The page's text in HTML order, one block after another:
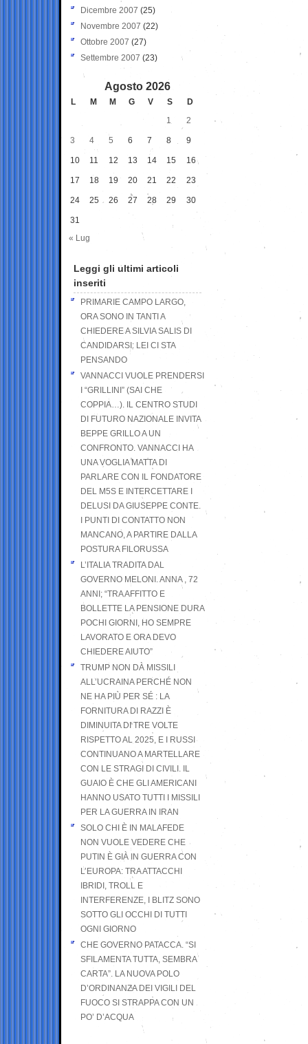
Dicembre 2007 (25)
Novembre 2007 (22)
Ottobre 2007 (27)
Settembre 2007 (23)
Agosto 2026
L M M G V S
D
1
2
3 4 5 6 7 8 9
10 11 12 13 14 15 16
17 18 19 20 21 22 23
24 25 26 27 28 29 30
31
« Lug
Leggi gli ultimi articoli
inseriti
PRIMARIE CAMPO LARGO,
ORA SONO IN TANTI A
CHIEDERE A SILVIA SALIS DI
CANDIDARSI: LEI CI STA
PENSANDO
VANNACCI VUOLE PRENDERSI
I “GRILLINI” (SAI CHE
COPPIA…). IL CENTRO STUDI
DI FUTURO NAZIONALE INVITA
BEPPE GRILLO A UN
CONFRONTO. VANNACCI HA
UNA VOGLIA MATTA DI
PARLARE CON IL FONDATORE
DEL M5S E INTERCETTARE I
DELUSI DA GIUSEPPE CONTE.
I PUNTI DI CONTATTO NON
MANCANO, A PARTIRE DALLA
POSTURA FILORUSSA
L’ITALIA TRADITA DAL
GOVERNO MELONI. ANNA , 72
ANNI; “TRA AFFITTO E
BOLLETTE LA PENSIONE DURA
POCHI GIORNI, HO SEMPRE
LAVORATO E ORA DEVO
CHIEDERE AIUTO”
TRUMP NON DÀ MISSILI
ALL’UCRAINA PERCHÉ NON
NE HA PIÙ PER SÉ : LA
FORNITURA DI RAZZI È
DIMINUITA DI TRE VOLTE
RISPETTO AL 2025, E I RUSSI
CONTINUANO A MARTELLARE
CON LE STRAGI DI CIVILI. IL
GUAIO È CHE GLI AMERICANI
HANNO USATO TUTTI I MISSILI
PER LA GUERRA IN IRAN
SOLO CHI È IN MALAFEDE
NON VUOLE VEDERE CHE
PUTIN È GIÀ IN GUERRA CON
L’EUROPA: TRA ATTACCHI
IBRIDI, TROLL E
INTERFERENZE, I BLITZ SONO
SOTTO GLI OCCHI DI TUTTI
OGNI GIORNO
CHE GOVERNO PATACCA. “SI
SFILAMENTA TUTTA, SEMBRA
CARTA”. LA NUOVA POLO
D’ORDINANZA DEI VIGILI DEL
FUOCO SI STRAPPA CON UN
PO’ D’ACQUA